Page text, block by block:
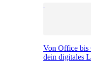
Von Office bis
dein digitales